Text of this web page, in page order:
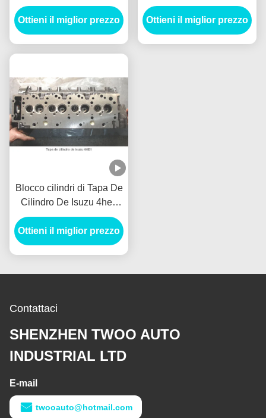
97163853-5 8971638535
Npr66 4hf1 Bloque De
Cilindro
Ottieni il miglior prezzo
Blox con l'alta preferenza
Ottieni il miglior prezzo
Blocco cilindri di Tapa De
Cilindro De Isuzu 4he1
del blocco cilindri del
motore a benzina
Ottieni il miglior prezzo
Contattaci
SHENZHEN TWOO AUTO
INDUSTRIAL LTD
E-mail
twooauto@hotmail.com